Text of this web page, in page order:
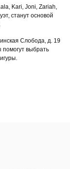
Kari, Joni, Zariah,
станут основой
Слобода, д. 19
помогут выбрать